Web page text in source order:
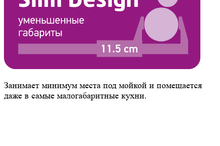
Занимает минимум места под мойкой и помещается
даже в самые малогабаритные кухни.